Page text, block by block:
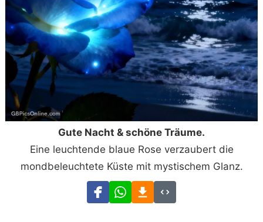
Gute Nacht & schöne Träume.
Eine leuchtende blaue Rose verzaubert die
mondbeleuchtete Küste mit mystischem Glanz.